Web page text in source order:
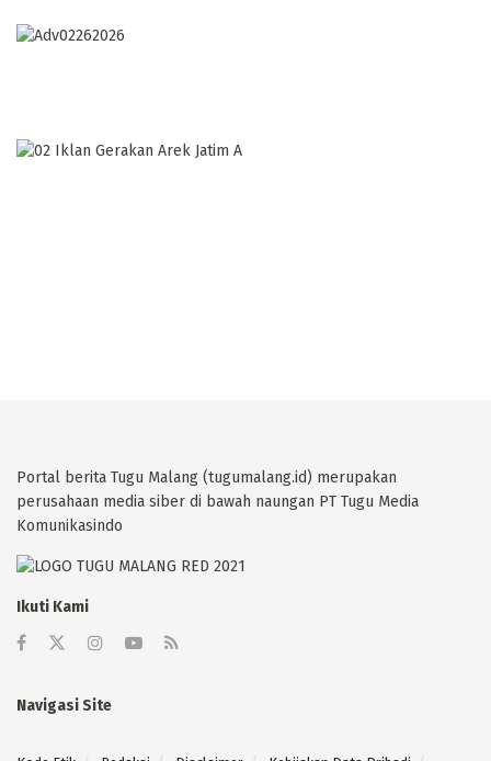
Portal berita Tugu Malang (tugumalang.id) merupakan
perusahaan media siber di bawah naungan PT Tugu Media
Komunikasindo
Ikuti Kami
Navigasi Site